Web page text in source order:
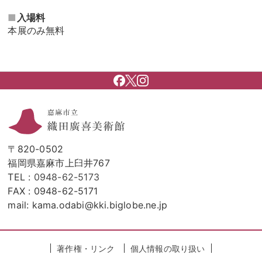
■ 入場料
本展のみ無料
〒820-0502
福岡県嘉麻市上臼井767
TEL : 0948-62-5173
FAX : 0948-62-5171
mail: kama.odabi@kki.biglobe.ne.jp
著作権・リンク 個人情報の取り扱い